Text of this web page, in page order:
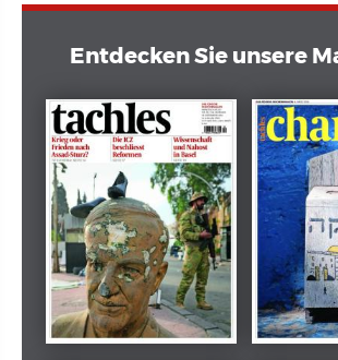
Entdecken Sie unsere